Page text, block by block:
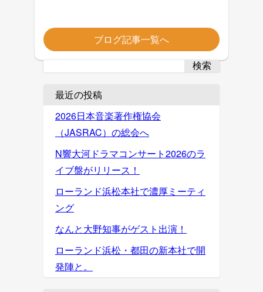
ブログ記事一覧へ
検索
最近の投稿
2026日本音楽著作権協会
（JASRAC）の総会へ
N響大河ドラマコンサート2026のラ
イブ盤がリリース！
ローランド浜松本社で濃厚ミーティ
ング
なんと大野知事がゲスト出演！
ローランド浜松・都田の新本社で開
発陣と。